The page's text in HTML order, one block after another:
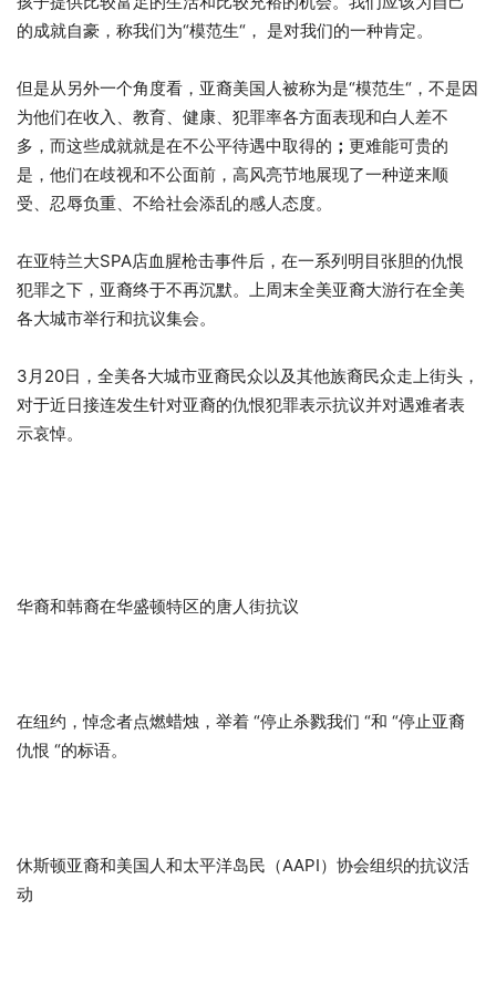
的成就自豪，称我们为“模范生“， 是对我们的一种肯定。
但是从另外一个角度看，亚裔美国人被称为是“模范生“，不是因
为他们在收入、教育、健康、犯罪率各方面表现和白人差不
多，而这些成就就是在不公平待遇中取得的 ； 更难能可贵的
是，他们在歧视和不公面前，高风亮节地展现了一种逆来顺
受、忍辱负重、不给社会添乱的感人态度。
在亚特兰大SPA店血腥枪击事件后，在一系列明目张胆的仇恨
犯罪之下，亚裔终于不再沉默。上周末全美亚裔大游行在全美
各大城市举行和抗议集会。
3月20日，全美各大城市亚裔民众以及其他族裔民众走上街头，
对于近日接连发生针对亚裔的仇恨犯罪表示抗议并对遇难者表
示哀悼。
华裔和韩裔在华盛顿特区的唐人街抗议
在纽约，悼念者点燃蜡烛，举着 “停止杀戮我们 “和 “停止亚裔
仇恨 “的标语。
休斯顿亚裔和美国人和太平洋岛民（AAPI）协会组织的抗议活
动